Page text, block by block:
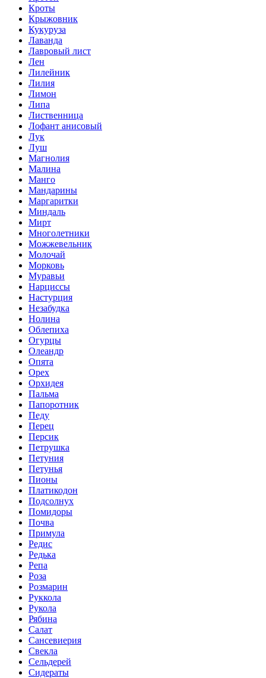
Кроты
Крыжовник
Кукуруза
Лаванда
Лавровый лист
Лен
Лилейник
Лилия
Лимон
Липа
Лиственница
Лофант анисовый
Лук
Луш
Магнолия
Малина
Манго
Мандарины
Маргаритки
Миндаль
Мирт
Многолетники
Можжевельник
Молочай
Морковь
Муравьи
Нарциссы
Настурция
Незабудка
Нолина
Облепиха
Огурцы
Олеандр
Опята
Орех
Орхидея
Пальма
Папоротник
Педу
Перец
Персик
Петрушка
Петуния
Петунья
Пионы
Платикодон
Подсолнух
Помидоры
Почва
Примула
Редис
Редька
Репа
Роза
Розмарин
Руккола
Рукола
Рябина
Салат
Сансевиерия
Свекла
Сельдерей
Сидераты